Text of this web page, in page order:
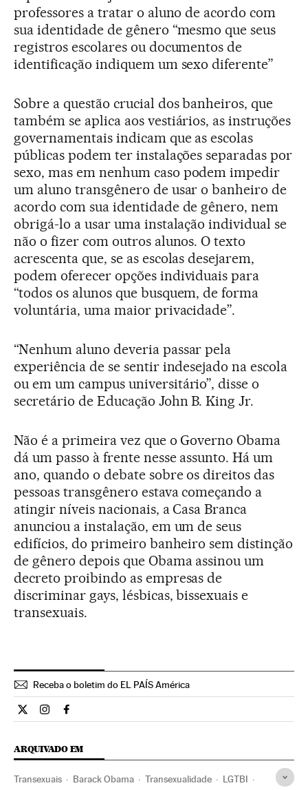
professores a tratar o aluno de acordo com
sua identidade de gênero “mesmo que seus
registros escolares ou documentos de
identificação indiquem um sexo diferente”
Sobre a questão crucial dos banheiros, que
também se aplica aos vestiários, as instruções
governamentais indicam que as escolas
públicas podem ter instalações separadas por
sexo, mas em nenhum caso podem impedir
um aluno transgênero de usar o banheiro de
acordo com sua identidade de gênero, nem
obrigá-lo a usar uma instalação individual se
não o fizer com outros alunos. O texto
acrescenta que, se as escolas desejarem,
podem oferecer opções individuais para
“todos os alunos que busquem, de forma
voluntária, uma maior privacidade”.
“Nenhum aluno deveria passar pela
experiência de se sentir indesejado na escola
ou em um campus universitário”, disse o
secretário de Educação John B. King Jr.
Não é a primeira vez que o Governo Obama
dá um passo à frente nesse assunto. Há um
ano, quando o debate sobre os direitos das
pessoas transgênero estava começando a
atingir níveis nacionais, a Casa Branca
anunciou a instalação, em um de seus
edifícios, do primeiro banheiro sem distinção
de gênero depois que Obama assinou um
decreto proibindo as empresas de
discriminar gays, lésbicas, bissexuais e
transexuais.
Receba o boletim do EL PAÍS América
Internacional El País Brasil en Twitter
Internacional El País Brasil en Instagram
Internacional El País Brasil en Facebook
ARQUIVADO EM
Transexuais Barack Obama Transexualidade LGTBI